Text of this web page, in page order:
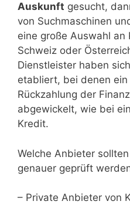
Auskunft gesucht,
von Suchmaschinen
eine große Auswahl
Schweiz oder
Dienstleister haben
etabliert, bei denen
Rückzahlung der
abgewickelt, wie bei
Kredit.
Welche Anbieter
genauer geprüft
– Private Anbieter von